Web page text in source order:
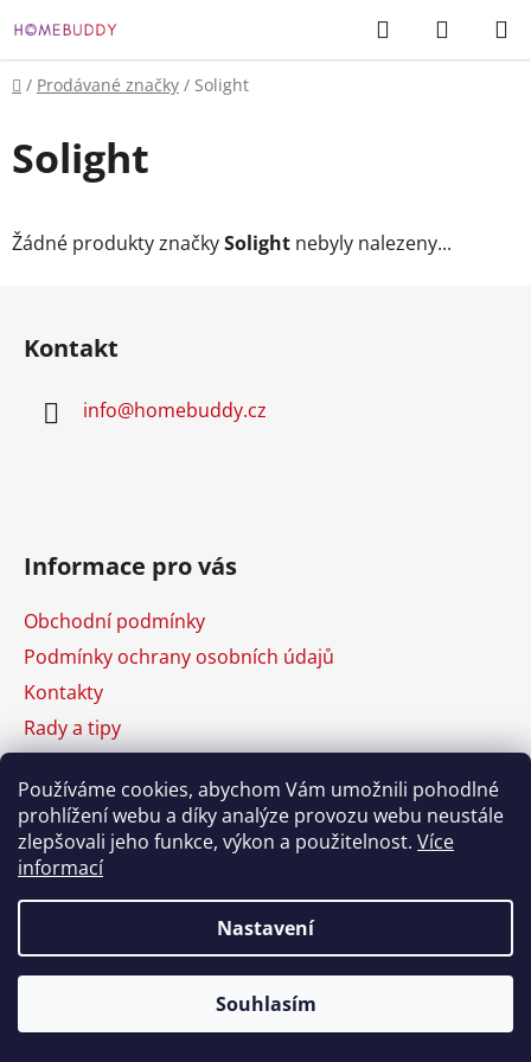
Používáme cookies, abychom Vám umožnili pohodlné
prohlížení webu a díky analýze provozu webu neustále
zlepšovali jeho funkce, výkon a použitelnost. Více
informací
Nastavení
Souhlasím
na
obsah
Hledat
KOŠÍK
Domů
/ Prodávané značky / Solight
Solight
Žádné produkty značkySolight nebyly nalezeny...
Kontakt
info@homebuddy.cz
Informace pro vás
Obchodní podmínky
Podmínky ochrany osobních údajů
Kontakty
Rady a tipy
Copyright 2026Homebuddy. Všechna práva
vyhrazena.